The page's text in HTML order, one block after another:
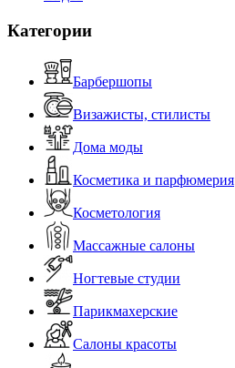
Категории
Барбершопы
Визажисты, стилисты
Дома моды
Косметика и парфюмерия
Косметология
Массажные салоны
Ногтевые студии
Парикмахерские
Салоны красоты